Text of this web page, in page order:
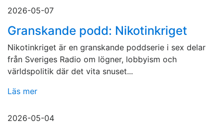
2026-05-07
Granskande podd: Nikotinkriget
Nikotinkriget är en granskande poddserie i sex delar
från Sveriges Radio om lögner, lobbyism och
världspolitik där det vita snuset...
Läs mer
2026-05-04